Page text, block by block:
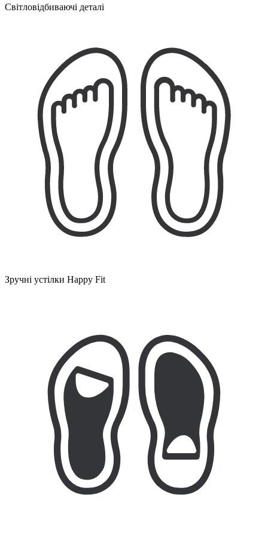
Світловідбиваючі деталі
Зручні устілки Happy Fit